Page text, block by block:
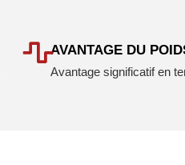
AVANTAGE DU
Avantage significatif en